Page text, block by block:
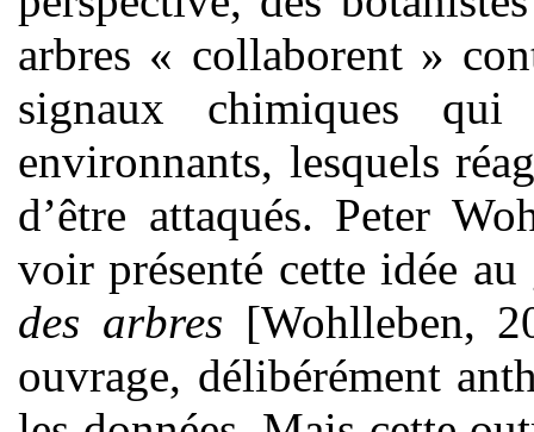
arbres « collaborent »
signaux chimiques
environnants, lesquels
d’être attaqués. Peter
voir présenté cette idée
des arbres [Wohlleben,
ouvrage, délibérément